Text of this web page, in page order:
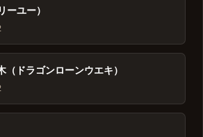
ーユー）
（ドラゴンローンウエキ）